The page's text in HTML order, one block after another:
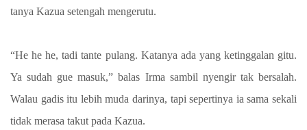
tanya Kazua setengah mengerutu.
“He he he, tadi tante pulang. Katanya ada yang ketinggalan gitu.
Ya sudah gue masuk,” balas Irma sambil nyengir tak bersalah.
Walau gadis itu lebih muda darinya, tapi sepertinya ia sama sekali
tidak merasa takut pada Kazua.